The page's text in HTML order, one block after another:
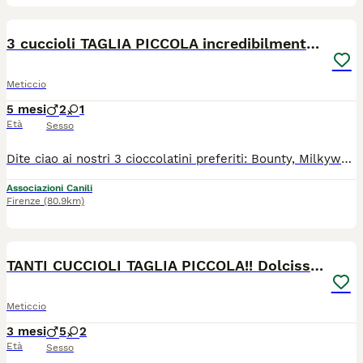
3 cuccioli TAGLIA PICCOLA incredibilmente dolci!
Meticcio
5 mesi
Età
2 1
Sesso
Dite ciao ai nostri 3 cioccolatini preferiti: Bounty, Milkyway e KitKat, tre meravigliosi cuccioli che aspettano solo di incontrare le loro famiglie speciali. Sono due maschi e una femmina (KitKat), hanno 5 mesi e mezzo e da adulti saranno una taglia piccola (circa 10 kg), perfetta per tutti i contesti e per seguirvi in qualsiasi avventura. Il loro nome vi ricorda due golosissime e zuccherosissime merendine al cioccolato? Non è un caso: li abbiamo chiamati così perché anche loro sono incredibilmente dolci, ma a differenza del cioccolato, la loro dolcezza ha zero controindicazioni, anzi, è un vero toccasana per l'umore e vi migliorerà sicuramente la vita! Oltre ad essere affettuosissimi, sono svegli, curiosi, socievolissimi, pimpanti e dei gran giocherelloni, hanno una personalità simpaticissima e un carattere d'oro! Adorano la compagnia umana, vanno d'accordissimo con gli altri cani e anche con i mici! Hanno tutte le carte in regola per diventare i vostri migliori amici e non vedono l'ora di lasciare il rifugio per iniziare una nuova vita al vostro fianco. Cercano casa in TOSCANA. Se siete interessati contattateci via WHATSAPP al 3890452494. Mandateci un messaggio di presentazione (raccontandoci un po' di voi, di dove vivrebbe il cucciolo scelto e della vita che farebbe in vostra compagnia). Vi richiameremo.
Associazioni Canili
Firenze (80.9km)
TANTI CUCCIOLI TAGLIA PICCOLA!! Dolcissimi!
Meticcio
3 mesi
Età
5 2
Sesso